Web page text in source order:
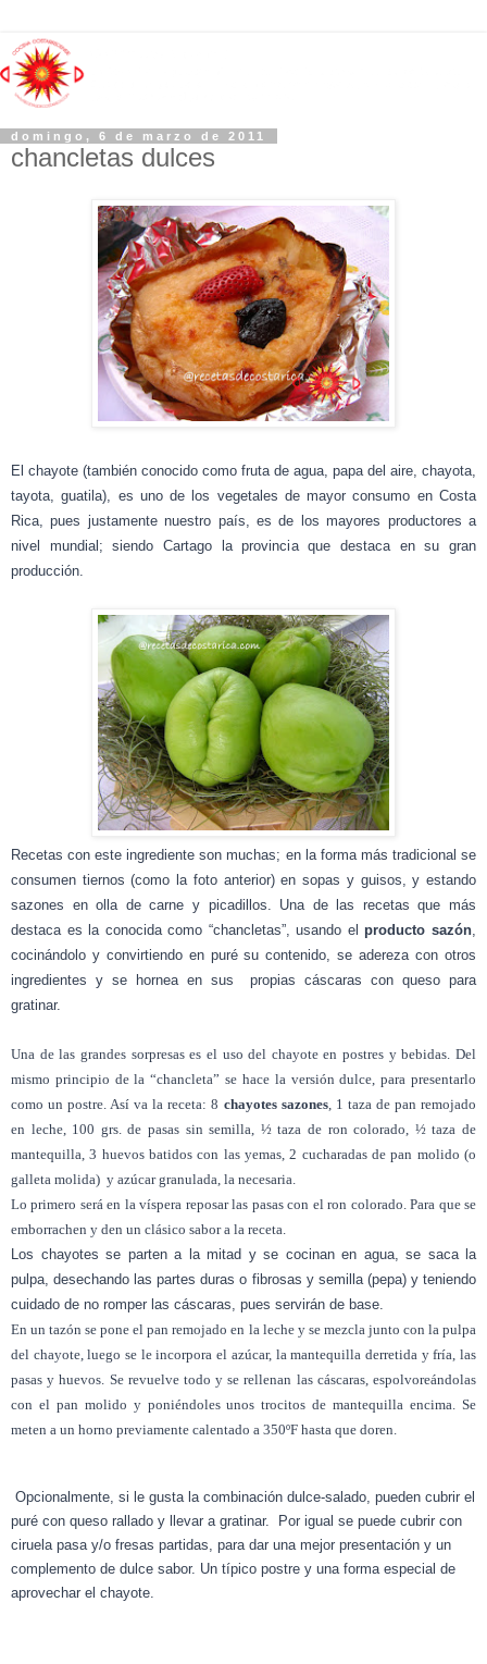
domingo, 6 de marzo de 2011
chancletas dulces
El chayote (también conocido como fruta de agua, papa del aire, chayota,
tayota, guatila), es uno de los vegetales de mayor consumo en Costa
Rica, pues justamente nuestro país, es de los mayores productores a
nivel mundial; siendo Cartago la provincia que destaca en su gran
producción.
Recetas con este ingrediente son muchas; en la forma más tradicional se
consumen tiernos (como la foto anterior) en sopas y guisos, y estando
sazones en olla de carne y picadillos. Una de las recetas que más
destaca es la conocida como “chancletas”, usando elproducto sazón
cocinándolo y convirtiendo en puré su contenido, se adereza con otros
ingredientes y se hornea en sus
propias cáscaras con queso para
gratinar.
Una de las grandes sorpresas es el uso del chayote en postres y bebidas. Del
mismo principio de la “chancleta” se hace la versión dulce, para presentarlo
como un postre. Así va la receta: 8 chayotes sazones, 1 taza de pan remojado
en leche, 100 grs. de pasas sin semilla, ½ taza de ron colorado, ½ taza de
mantequilla, 3 huevos batidos con las yemas, 2 cucharadas de pan molido (o
galleta molida) y azúcar granulada, la necesaria.
Lo primero será en la víspera reposar las pasas con el ron colorado. Para que se
emborrachen y den un clásico sabor a la receta.
Los chayotes se parten a la mitad y se cocinan en agua, se saca la
pulpa, desechando las partes duras o fibrosas y semilla (pepa) y teniendo
cuidado de no romper las cáscaras, pues servirán de base.
En un tazón se pone el pan remojado en la leche y se mezcla junto con la pulpa
del chayote, luego se le incorpora el azúcar, la mantequilla derretida y fría, las
pasas y huevos. Se revuelve todo y se rellenan las cáscaras, espolvoreándolas
con el pan molido y poniéndoles unos trocitos de mantequilla encima. Se
meten a un horno previamente calentado a 350ºF hasta que doren.
Opcionalmente, si le gusta la combinación dulce-salado, pueden cubrir el
puré con queso rallado y llevar a gratinar.
Por igual se puede cubrir con
ciruela pasa y/o fresas partidas, para dar una mejor presentación y un
complemento de dulce sabor. Un típico postre y una forma especial de
aprovechar el chayote.